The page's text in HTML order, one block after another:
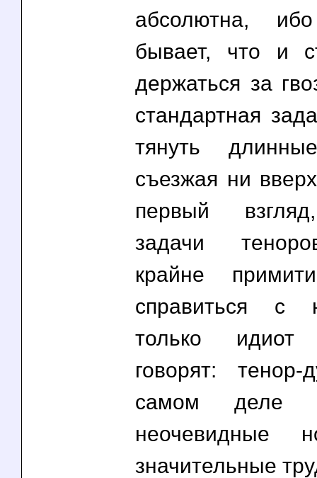
абсолютна,
бывает, что и
держаться за
стандартная
тянуть
съезжая ни
первый
задачи
крайне
справиться с
только
говорят:
самом деле
неочевидные
значительные